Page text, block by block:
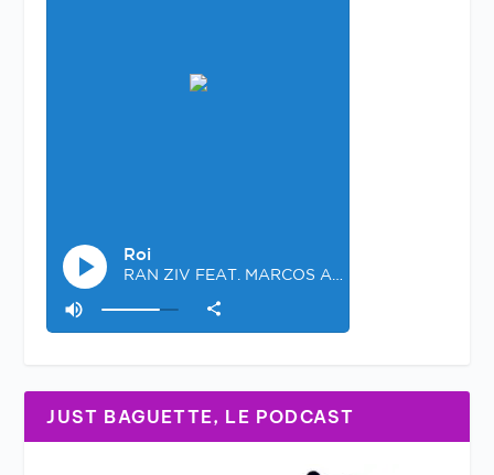
JUST BAGUETTE, LE PODCAST